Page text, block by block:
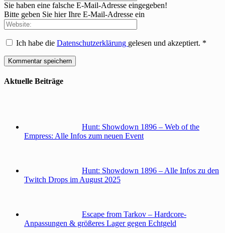
Sie haben eine falsche E-Mail-Adresse eingegeben!
Bitte geben Sie hier Ihre E-Mail-Adresse ein
Ich habe die Datenschutzerklärung gelesen und akzeptiert. *
Aktuelle Beiträge
Hunt: Showdown 1896 – Web of the
Empress: Alle Infos zum neuen Event
Hunt: Showdown 1896 – Alle Infos zu den
Twitch Drops im August 2025
Escape from Tarkov – Hardcore-
Anpassungen & größeres Lager gegen Echtgeld